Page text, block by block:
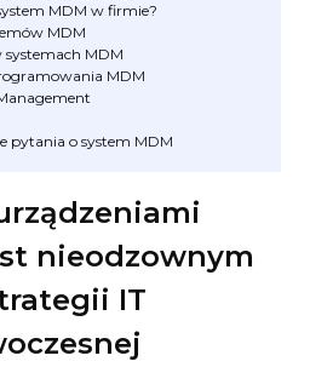
MDM w firmie?
MDM
systemach MDM
MDM
pytania o system MDM
nieodzownym
IT